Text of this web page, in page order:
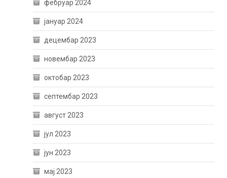
фебруар 2024
јануар 2024
децембар 2023
новембар 2023
октобар 2023
септембар 2023
август 2023
јул 2023
јун 2023
мај 2023